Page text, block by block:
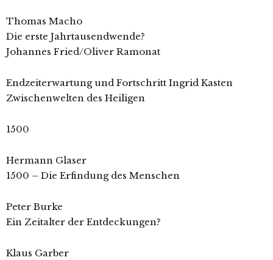
Thomas Macho
Die erste Jahrtausendwende?
Johannes Fried/Oliver Ramonat
Endzeiterwartung und Fortschritt Ingrid Kasten
Zwischenwelten des Heiligen
1500
Hermann Glaser
1500 – Die Erfindung des Menschen
Peter Burke
Ein Zeitalter der Entdeckungen?
Klaus Garber